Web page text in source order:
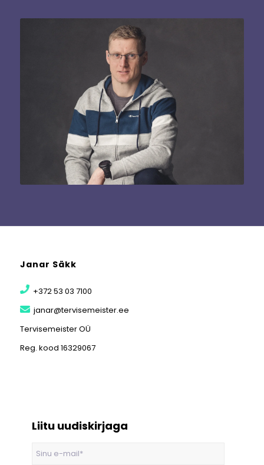
Janar Säkk
+372 53 03 7100
janar@tervisemeister.ee
Tervisemeister OÜ
Reg. kood 16329067
Liitu uudiskirjaga